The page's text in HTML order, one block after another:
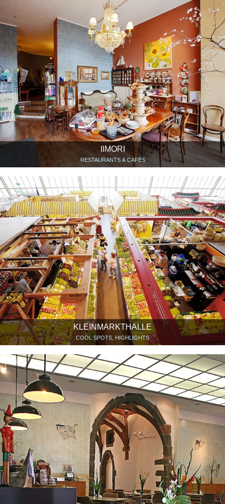
IIMORI
RESTAURANTS & CAFÉS
KLEINMARKTHALLE
COOL SPOTS, HIGHLIGHTS